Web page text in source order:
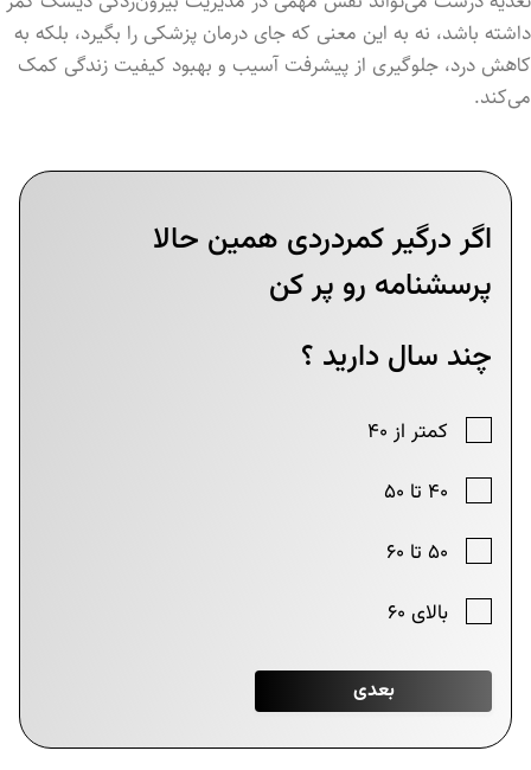
داشته باشد، نه به این معنی که جای درمان پزشکی را بگیرد، بلکه به
کاهش درد، جلوگیری از پیشرفت آسیب و بهبود کیفیت زندگی کمک
می‌کند.